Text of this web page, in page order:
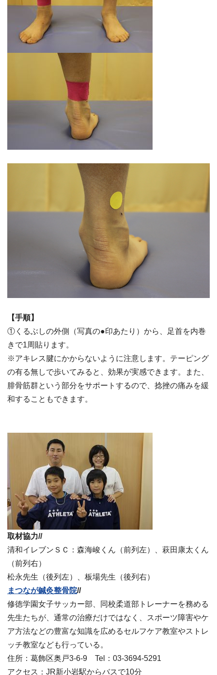
【手順】
①くるぶしの外側（写真の●印あたり）から、足首を内巻
きで1周貼ります。
※アキレス腱にかからないように注意します。テーピング
の有る無しで歩いてみると、効果が実感できます。また、
腓骨筋群という部分をサポートするので、捻挫の痛みを緩
和することもできます。
取材協力//
清和イレブンＳＣ：森海峻くん（前列左）、萩田康太くん
（前列右）
松永先生（後列左）、板場先生（後列右）
まつなが鍼灸整骨院//
修徳学園女子サッカー部、同校柔道部トレーナーを務める
先生たちが、通常の治療だけではなく、スポーツ障害やケ
ア方法などの豊富な知識を広めるセルフケア教室やストレ
ッチ教室なども行っている。
住所：葛飾区奥戸3‐6‐9 Tel：03-3694-5291
アクセス：JR新小岩駅からバスで10分